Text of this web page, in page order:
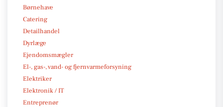
Børnehave
Catering
Detailhandel
Dyrlæge
Ejendomsmægler
El-, gas-, vand- og fjernvarmeforsyning
Elektriker
Elektronik / IT
Entreprenør